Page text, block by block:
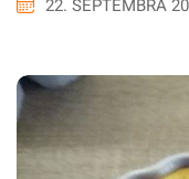
22. SEPTEMBRA